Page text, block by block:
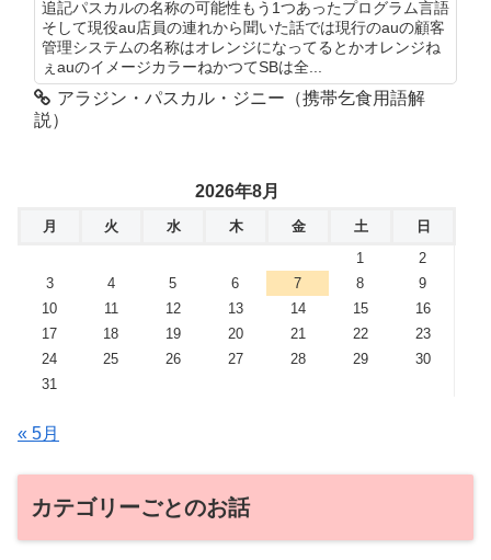
追記パスカルの名称の可能性もう1つあったプログラム言語
そして現役au店員の連れから聞いた話では現行のauの顧客
管理システムの名称はオレンジになってるとかオレンジね
ぇauのイメージカラーねかつてSBは全...
アラジン・パスカル・ジニー（携帯乞食用語解
説）
2026年8月
月 火 水 木 金 土
日
1
2
3
4 5 6 7 8
9
10
11 12 13 14 15
16
17
18 19 20 21 22
23
24
25 26 27 28 29
30
31
« 5月
カテゴリーごとのお話